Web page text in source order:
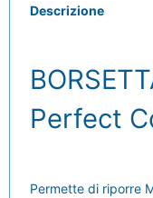
Descrizione
Perfect
Permette di riporre